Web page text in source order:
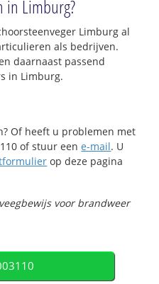
in Limburg?
Limburg al
als bedrijven.
daarnaast passend
in Limburg.
Of heeft u problemen met
of stuur eene-mail. U
op deze pagina
voor brandweer